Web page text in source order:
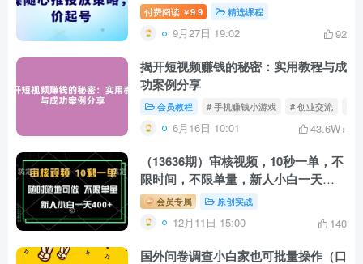
付费阅读 ￥9.9 精选课程
9月27日 19:02 92
揭开短视频赚钱的秘密：实用教程与成
功案例分享
会员教程 # 手机赚钱小游戏 # 创业交流
6月16日 10:01 43.6W+
（13636期）审核视频，10秒一单，不
限时间，不限单量，新人小白一天
400+会员专属 原创实战
12月11日 15:00 140
国外问卷调查小白家也可批量操作（口